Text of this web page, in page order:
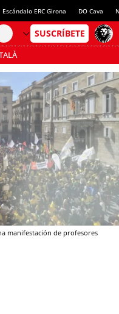
Escándalo ERC Girona DO Cava
manifestación de profesores